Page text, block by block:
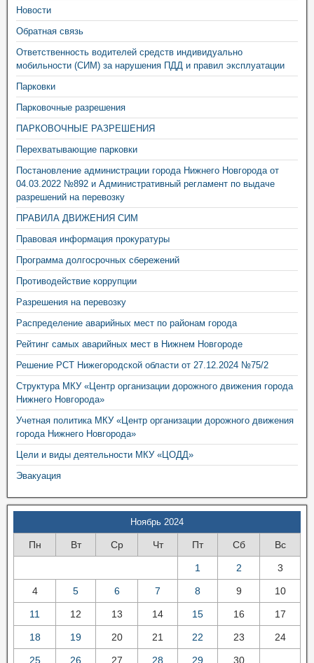
Новости
Обратная связь
Ответственность водителей средств индивидуально
мобильности (СИМ) за нарушения ПДД и правил эксплуатации
Парковки
Парковочные разрешения
ПАРКОВОЧНЫЕ РАЗРЕШЕНИЯ
Перехватывающие парковки
Постановление администрации города Нижнего Новгорода от
04.03.2022 №892 и Административный регламент по выдаче
разрешений на перевозку
ПРАВИЛА ДВИЖЕНИЯ СИМ
Правовая информация прокуратуры
Программа долгосрочных сбережений
Противодействие коррупции
Разрешения на перевозку
Распределение аварийных мест по районам города
Рейтинг самых аварийных мест в Нижнем Новгороде
Решение РСТ Нижегородской области от 27.12.2024 №75/2
Структура МКУ «Центр организации дорожного движения города
Нижнего Новгорода»
Учетная политика МКУ «Центр организации дорожного движения
города Нижнего Новгорода»
Цели и виды деятельности МКУ «ЦОДД»
Эвакуация
Ноябрь 2024
Пн Вт Ср Чт Пт Сб Вс
1 2 3
4 5 6 7 8 9 10
11 12 13 14 15 16 17
18 19 20 21 22 23 24
25 26 27 28 29 30